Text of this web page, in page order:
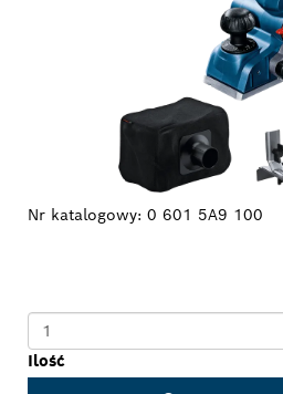
Nr katalogowy: 0 601 5A9 100
Ilość